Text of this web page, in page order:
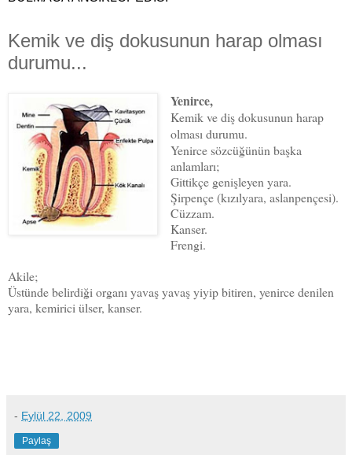
Kemik ve diş dokusunun harap olması
durumu...
Yenirce,
Kemik ve diş dokusunun harap
olması durumu.
Yenirce sözcüğünün başka
anlamları;
Gittikçe genişleyen yara.
Şirpençe (kızılyara, aslanpençesi).
Cüzzam.
Kanser.
Frengi.
Akile;
Üstünde belirdiği organı yavaş yavaş yiyip bitiren, yenirce denilen
yara, kemirici ülser, kanser.
- Eylül 22, 2009
Paylaş